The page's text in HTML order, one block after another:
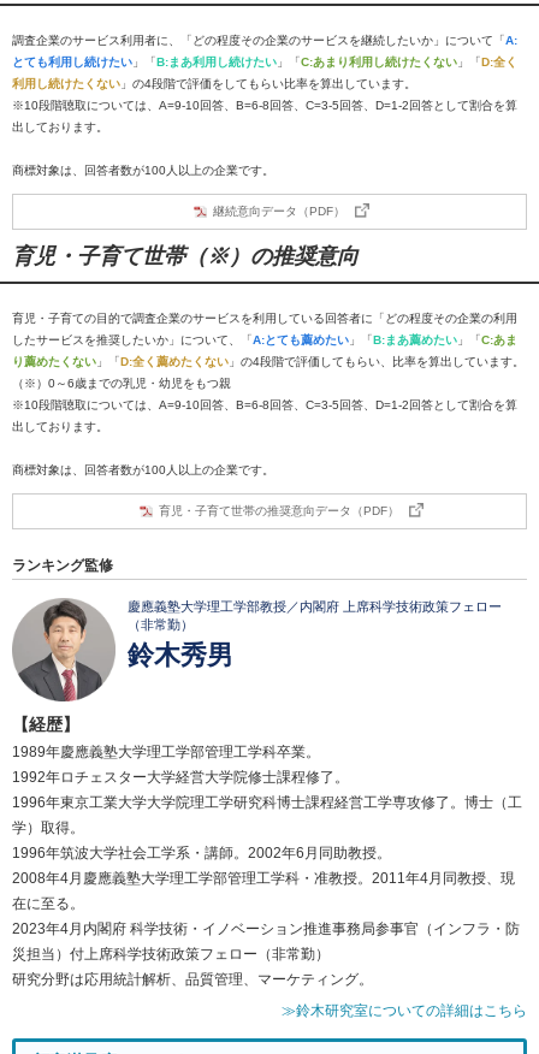
調査企業のサービス利用者に、「どの程度その企業のサービスを継続したいか」について「A:
とても利用し続けたい 」「B:まあ利用し続けたい 」「C:あまり利用し続けたくない 」「D:全く
利用し続けたくない 」の4段階で評価をしてもらい比率を算出しています。
※10段階聴取については、A=9-10回答、B=6-8回答、C=3-5回答、D=1-2回答として割合を算
出しております。
商標対象は、回答者数が100人以上の企業です。
継続意向データ（PDF）
育児・子育て世帯（※）の推奨意向
育児・子育ての目的で調査企業のサービスを利用している回答者に「どの程度その企業の利用
したサービスを推奨したいか」について、「A:とても薦めたい 」「B:まあ薦めたい 」「C:あま
り薦めたくない 」「D:全く薦めたくない 」の4段階で評価してもらい、比率を算出しています。
（※）0～6歳までの乳児・幼児をもつ親
※10段階聴取については、A=9-10回答、B=6-8回答、C=3-5回答、D=1-2回答として割合を算
出しております。
商標対象は、回答者数が100人以上の企業です。
育児・子育て世帯の推奨意向データ（PDF）
ランキング監修
慶應義塾大学理工学部教授／内閣府 上席科学技術政策フェロー
（非常勤）
鈴木秀男
【経歴】
1989年慶應義塾大学理工学部管理工学科卒業。
1992年ロチェスター大学経営大学院修士課程修了。
1996年東京工業大学大学院理工学研究科博士課程経営工学専攻修了。博士（工
学）取得。
1996年筑波大学社会工学系・講師。2002年6月同助教授。
2008年4月慶應義塾大学理工学部管理工学科・准教授。2011年4月同教授、現
在に至る。
2023年4月内閣府 科学技術・イノベーション推進事務局参事官（インフラ・防
災担当）付上席科学技術政策フェロー（非常勤）
研究分野は応用統計解析、品質管理、マーケティング。
≫鈴木研究室についての詳細はこちら